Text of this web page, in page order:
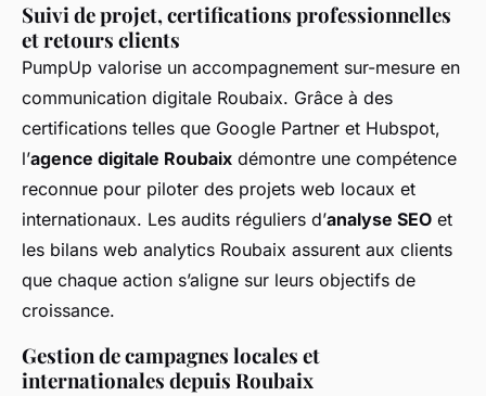
Suivi de projet, certifications professionnelles
et retours clients
PumpUp valorise un accompagnement sur-mesure en
communication digitale Roubaix. Grâce à des
certifications telles que Google Partner et Hubspot,
l’agence digitale Roubaix démontre une compétence
reconnue pour piloter des projets web locaux et
internationaux. Les audits réguliers d’analyse SEO et
les bilans web analytics Roubaix assurent aux clients
que chaque action s’aligne sur leurs objectifs de
croissance.
Gestion de campagnes locales et
internationales depuis Roubaix